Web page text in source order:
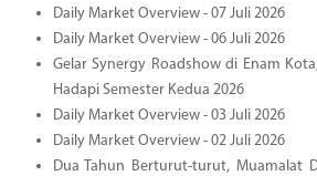
Daily Market Overview - 07 Juli 2026
Daily Market Overview - 06 Juli 2026
Gelar Synergy Roadshow di Enam
Hadapi Semester Kedua 2026
Daily Market Overview - 03 Juli 2026
Daily Market Overview - 02 Juli 2026
Dua Tahun Berturut-turut, Muamalat